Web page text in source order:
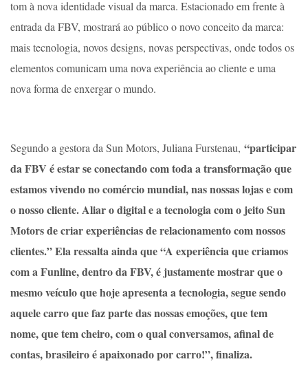
tom à nova identidade visual da marca. Estacionado em frente à
entrada da FBV, mostrará ao público o novo conceito da marca:
mais tecnologia, novos designs, novas perspectivas, onde todos os
elementos comunicam uma nova experiência ao cliente e uma
nova forma de enxergar o mundo.
Segundo a gestora da Sun Motors, Juliana Furstenau, “participar
da FBV é estar se conectando com toda a transformação que
estamos vivendo no comércio mundial, nas nossas lojas e com
o nosso cliente. Aliar o digital e a tecnologia com o jeito Sun
Motors de criar experiências de relacionamento com nossos
clientes.” Ela ressalta ainda que “A experiência que criamos
com a Funline, dentro da FBV, é justamente mostrar que o
mesmo veículo que hoje apresenta a tecnologia, segue sendo
aquele carro que faz parte das nossas emoções, que tem
nome, que tem cheiro, com o qual conversamos, afinal de
contas, brasileiro é apaixonado por carro!”, finaliza.